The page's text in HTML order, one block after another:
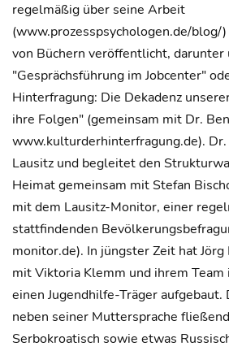
regelmäßig über seine Arbeit
(www.prozesspsychologen.de/blog/
von Büchern veröffentlicht, darunter
"Gesprächsführung im Jobcenter"
Hinterfragung: Die Dekadenz
ihre Folgen" (gemeinsam mit Dr.
www.kulturderhinterfragung.de).
Lausitz und begleitet den
Heimat gemeinsam mit Stefan
mit dem Lausitz-Monitor, einer
stattfindenden
monitor.de). In jüngster Zeit hat
mit Viktoria Klemm und ihrem
einen Jugendhilfe-Träger
neben seiner Muttersprache
Serbokroatisch sowie etwas